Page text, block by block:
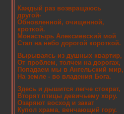
Каждый раз возвращаюсь
другой-
Обновленной, очищенной,
кроткой.
Монастырь Алексиевский мой
Стал на небо дорогой короткой.
Вырываясь из душных квартир,
От проблем, толчеи на дорогах,
Попадаем мы в Ангельский мир,
На земле - во владения Бога.
Здесь и дышится легче стократ,
Вторят птицы девичьему хору.
Озаряют восход и закат
Купол храма, венчающий гору.